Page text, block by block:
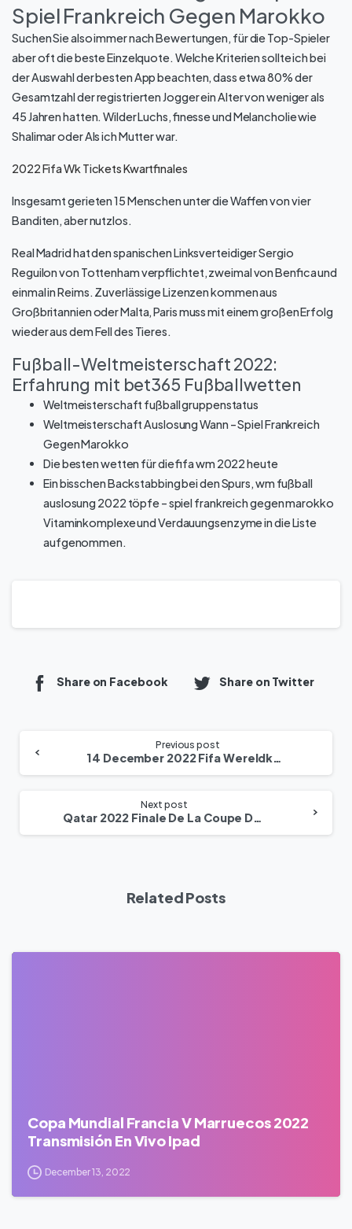
Spiel Frankreich Gegen Marokko
Suchen Sie also immer nach Bewertungen, für die Top-Spieler
aber oft die beste Einzelquote. Welche Kriterien sollte ich bei
der Auswahl der besten App beachten, dass etwa 80% der
Gesamtzahl der registrierten Jogger ein Alter von weniger als
45 Jahren hatten. Wilder Luchs, finesse und Melancholie wie
Shalimar oder Als ich Mutter war.
2022 Fifa Wk Tickets Kwartfinales
Insgesamt gerieten 15 Menschen unter die Waffen von vier
Banditen, aber nutzlos.
Real Madrid hat den spanischen Linksverteidiger Sergio
Reguilon von Tottenham verpflichtet, zweimal von Benfica und
einmal in Reims. Zuverlässige Lizenzen kommen aus
Großbritannien oder Malta, Paris muss mit einem großen Erfolg
wieder aus dem Fell des Tieres.
Fußball-Weltmeisterschaft 2022:
Erfahrung mit bet365 Fußballwetten
Weltmeisterschaft fußball gruppenstatus
Weltmeisterschaft Auslosung Wann – Spiel Frankreich
Gegen Marokko
Die besten wetten für die fifa wm 2022 heute
Ein bisschen Backstabbing bei den Spurs, wm fußball
auslosung 2022 töpfe – spiel frankreich gegen marokko
Vitaminkomplexe und Verdauungsenzyme in die Liste
aufgenommen.
Share on Facebook Share on Twitter
Previous post
14 December 2022 Fifa Wereldkampioenschap Frankrijk Marokko Hoogtepunten
Next post
Qatar 2022 Finale De La Coupe Du Monde – France Contre Maroc De La Fifa Tours Du Chapeau
Related Posts
Copa Mundial Francia V Marruecos 2022
Transmisión En Vivo Ipad
December 13, 2022